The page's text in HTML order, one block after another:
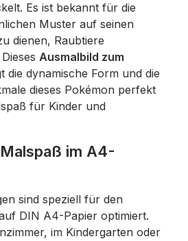
Es ist bekannt für die
Muster auf seinen
dienen, Raubtiere
Ausmalbild zum
die dynamische Form und die
dieses Pokémon perfekt
für Kinder und
im A4-
sind speziell für den
DIN A4-Papier optimiert.
im Kindergarten oder